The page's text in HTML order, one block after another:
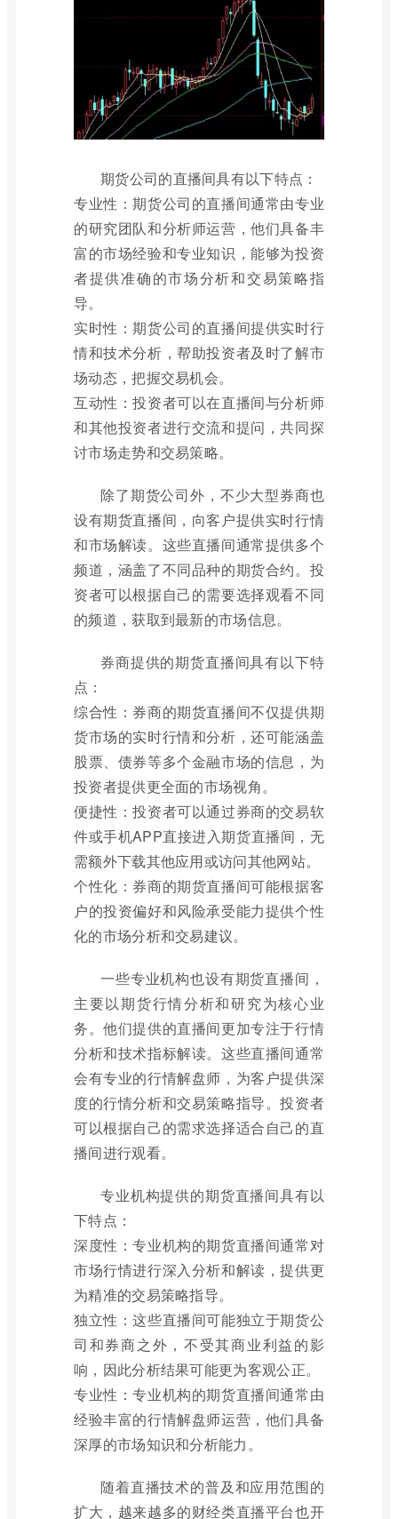
期货公司的直播间具有以下特点：
专业性：期货公司的直播间通常由专业
的研究团队和分析师运营，他们具备丰
富的市场经验和专业知识，能够为投资
者提供准确的市场分析和交易策略指
导。
实时性：期货公司的直播间提供实时行
情和技术分析，帮助投资者及时了解市
场动态，把握交易机会。
互动性：投资者可以在直播间与分析师
和其他投资者进行交流和提问，共同探
讨市场走势和交易策略。
除了期货公司外，不少大型券商也
设有期货直播间，向客户提供实时行情
和市场解读。这些直播间通常提供多个
频道，涵盖了不同品种的期货合约。投
资者可以根据自己的需要选择观看不同
的频道，获取到最新的市场信息。
券商提供的期货直播间具有以下特
点：
综合性：券商的期货直播间不仅提供期
货市场的实时行情和分析，还可能涵盖
股票、债券等多个金融市场的信息，为
投资者提供更全面的市场视角。
便捷性：投资者可以通过券商的交易软
件或手机APP直接进入期货直播间，无
需额外下载其他应用或访问其他网站。
个性化：券商的期货直播间可能根据客
户的投资偏好和风险承受能力提供个性
化的市场分析和交易建议。
一些专业机构也设有期货直播间，
主要以期货行情分析和研究为核心业
务。他们提供的直播间更加专注于行情
分析和技术指标解读。这些直播间通常
会有专业的行情解盘师，为客户提供深
度的行情分析和交易策略指导。投资者
可以根据自己的需求选择适合自己的直
播间进行观看。
专业机构提供的期货直播间具有以
下特点：
深度性：专业机构的期货直播间通常对
市场行情进行深入分析和解读，提供更
为精准的交易策略指导。
独立性：这些直播间可能独立于期货公
司和券商之外，不受其商业利益的影
响，因此分析结果可能更为客观公正。
专业性：专业机构的期货直播间通常由
经验丰富的行情解盘师运营，他们具备
深厚的市场知识和分析能力。
随着直播技术的普及和应用范围的
扩大，越来越多的财经类直播平台也开